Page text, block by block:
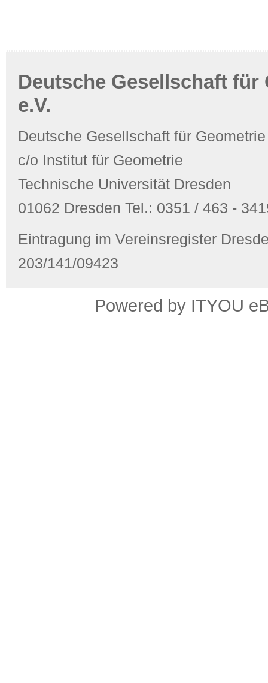
Deutsche Gesellschaft für
e.V.
Deutsche Gesellschaft für
c/o Institut für Geometrie
Technische Universität Dresden
01062 Dresden Tel.: 0351 / 463 -
Eintragung im Vereinsregister
203/141/09423
Powered by ITYOU